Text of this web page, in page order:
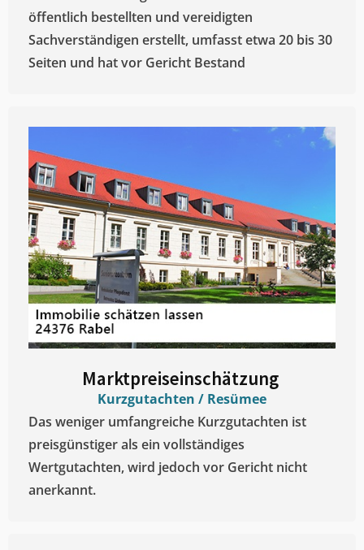
öffentlich bestellten und vereidigten
Sachverständigen erstellt, umfasst etwa 20 bis 30
Seiten und hat vor Gericht Bestand
Marktpreiseinschätzung ​
Kurzgutachten / Resümee
Das weniger umfangreiche Kurzgutachten ist
preisgünstiger als ein vollständiges
Wertgutachten, wird jedoch vor Gericht nicht
anerkannt.